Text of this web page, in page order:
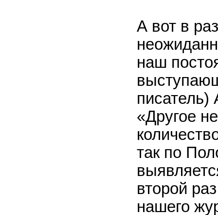
А вот в
наш
писатель)
«Другое
так по
второй
нашего